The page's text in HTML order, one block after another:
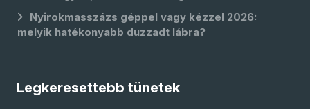
Nyirokmasszázs géppel vagy kézzel 2026:
melyik hatékonyabb duzzadt lábra?
Legkeresettebb tünetek